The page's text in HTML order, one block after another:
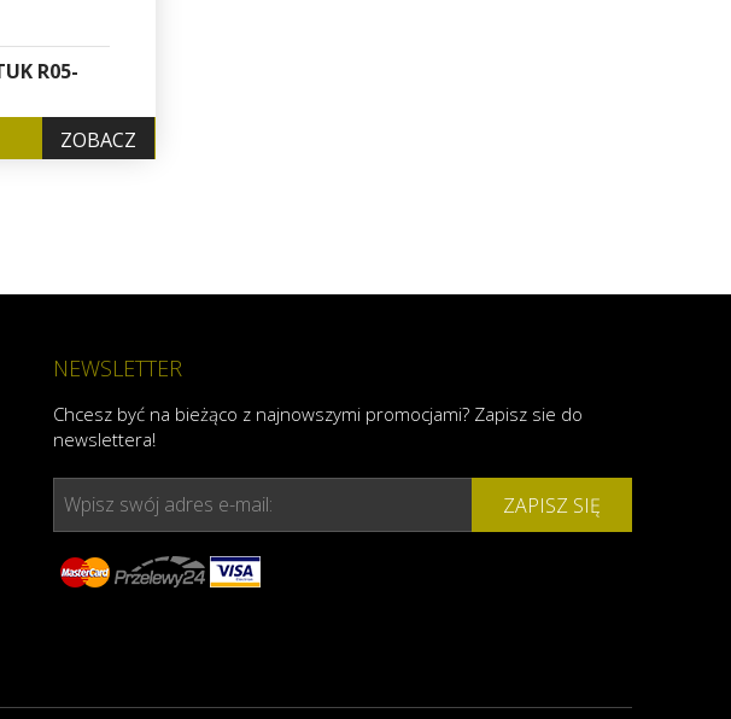
R05-
ZOBACZ
NEWSLETTER
Chcesz być na bieżąco z najnowszymi promocjami? Zapisz sie do
newslettera!
Wpisz swój adres e-mail: ZAPISZ SIĘ